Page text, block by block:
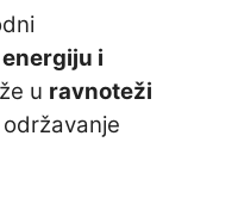
i
u ravnoteži